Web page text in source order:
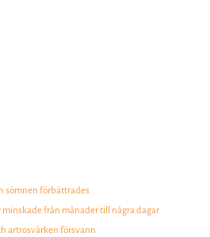
sömnen förbättrades
från månader till några dagar
artrosvärken försvann